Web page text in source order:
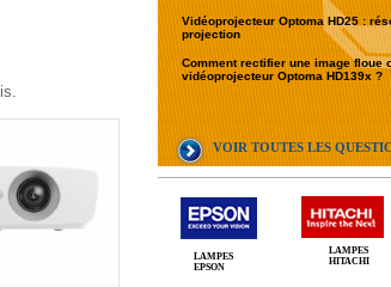
Vidéoprojecteur Optoma HD25 :
projection
Comment rectifier une image floue
vidéoprojecteur Optoma HD139x ?
VOIR TOUTES LES
LAMPES
EPSON
LAMPES
HITACHI